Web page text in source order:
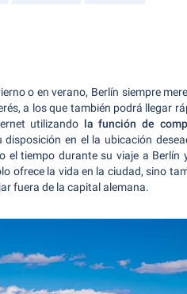
o en verano, Berlín siempre
a los que también podrá llegar
utilizando la función de
en el la ubicación
tiempo durante su viaje a Berlín
ofrece la vida en la ciudad, sino
fuera de la capital alemana.